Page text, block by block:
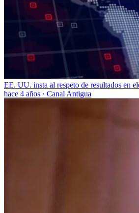
EE. UU. insta al respeto de resultados en
hace 4 años · Canal Antigua